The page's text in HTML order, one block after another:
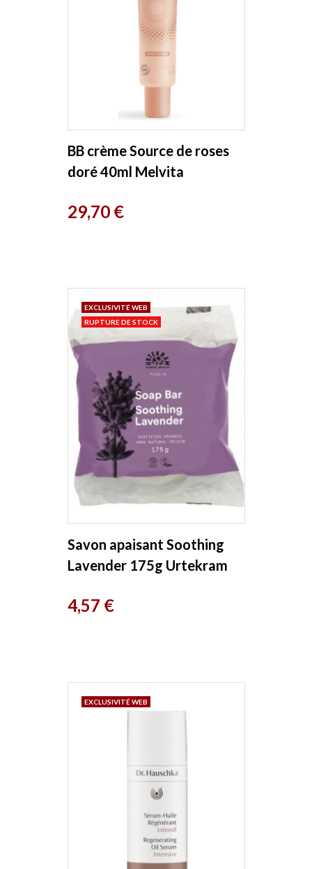
BB crème Source de roses
doré 40ml Melvita
Prix
29,70 €
Savon apaisant Soothing
Lavender 175g Urtekram
Prix
4,57 €
EXCLUSIVITÉ WEB
RUPTURE DE STOCK
EXCLUSIVITÉ WEB